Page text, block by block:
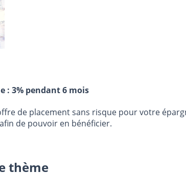
: 3% pendant 6 mois
de placement sans risque pour votre
de pouvoir en bénéficier.
thème